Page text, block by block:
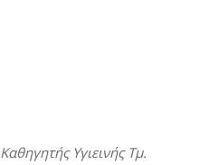
Καθηγητής Υγιεινής Τμ.